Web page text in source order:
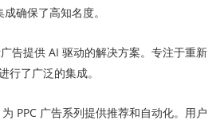
确保了高知名度。
告提供 AI 驱动的解决方案。专注于重新
行了广泛的集成。
为 PPC 广告系列提供推荐和自动化。用户